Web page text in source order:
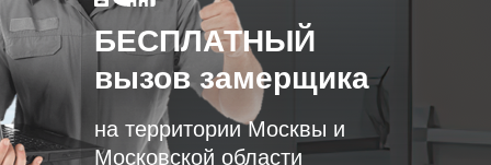
БЕСПЛАТНЫЙ
вызов замерщика
на территории Москвы и
Московской области